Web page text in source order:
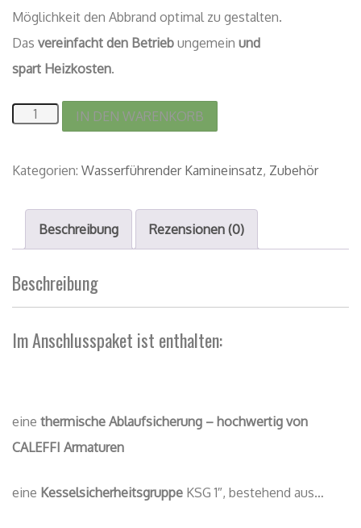
Möglichkeit den Abbrand optimal zu gestalten.
Das vereinfacht den Betrieb ungemein und
spart Heizkosten.
IN DEN WARENKORB
Kategorien: Wasserführender Kamineinsatz, Zubehör
Beschreibung Rezensionen (0)
Beschreibung
Im Anschlusspaket ist enthalten:
eine thermische Ablaufsicherung – hochwertig von
CALEFFI Armaturen
eine Kesselsicherheitsgruppe KSG 1″, bestehend aus…